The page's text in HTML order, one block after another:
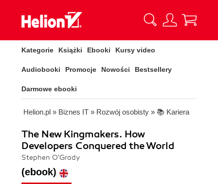
Kategorie Książki Ebooki Kursy video
Audiobooki Promocje Nowości Bestsellery
Darmowe ebooki
Helion.pl » Biznes IT » Rozwój osobisty » 📚 Kariera
The New Kingmakers. How
Developers Conquered the World
Stephen O'Grady
(ebook)